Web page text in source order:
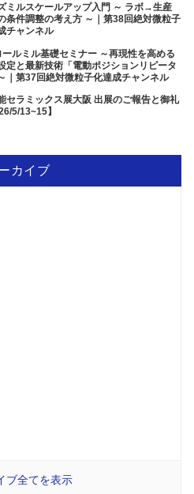
ミルスケールアップ入門 ～ ラボ→生産
条件調整の考え方 ～｜第38回絶対微粒子
チャンネル
ールミル基礎セミナー ～再現性を高める
定と最新技術「電動ポジションリピータ
｜第37回絶対微粒子化達成チャンネル
セラミックス展大阪 出展のご報告と御礼
5/13~15】
カイブ
ブ全てを表示